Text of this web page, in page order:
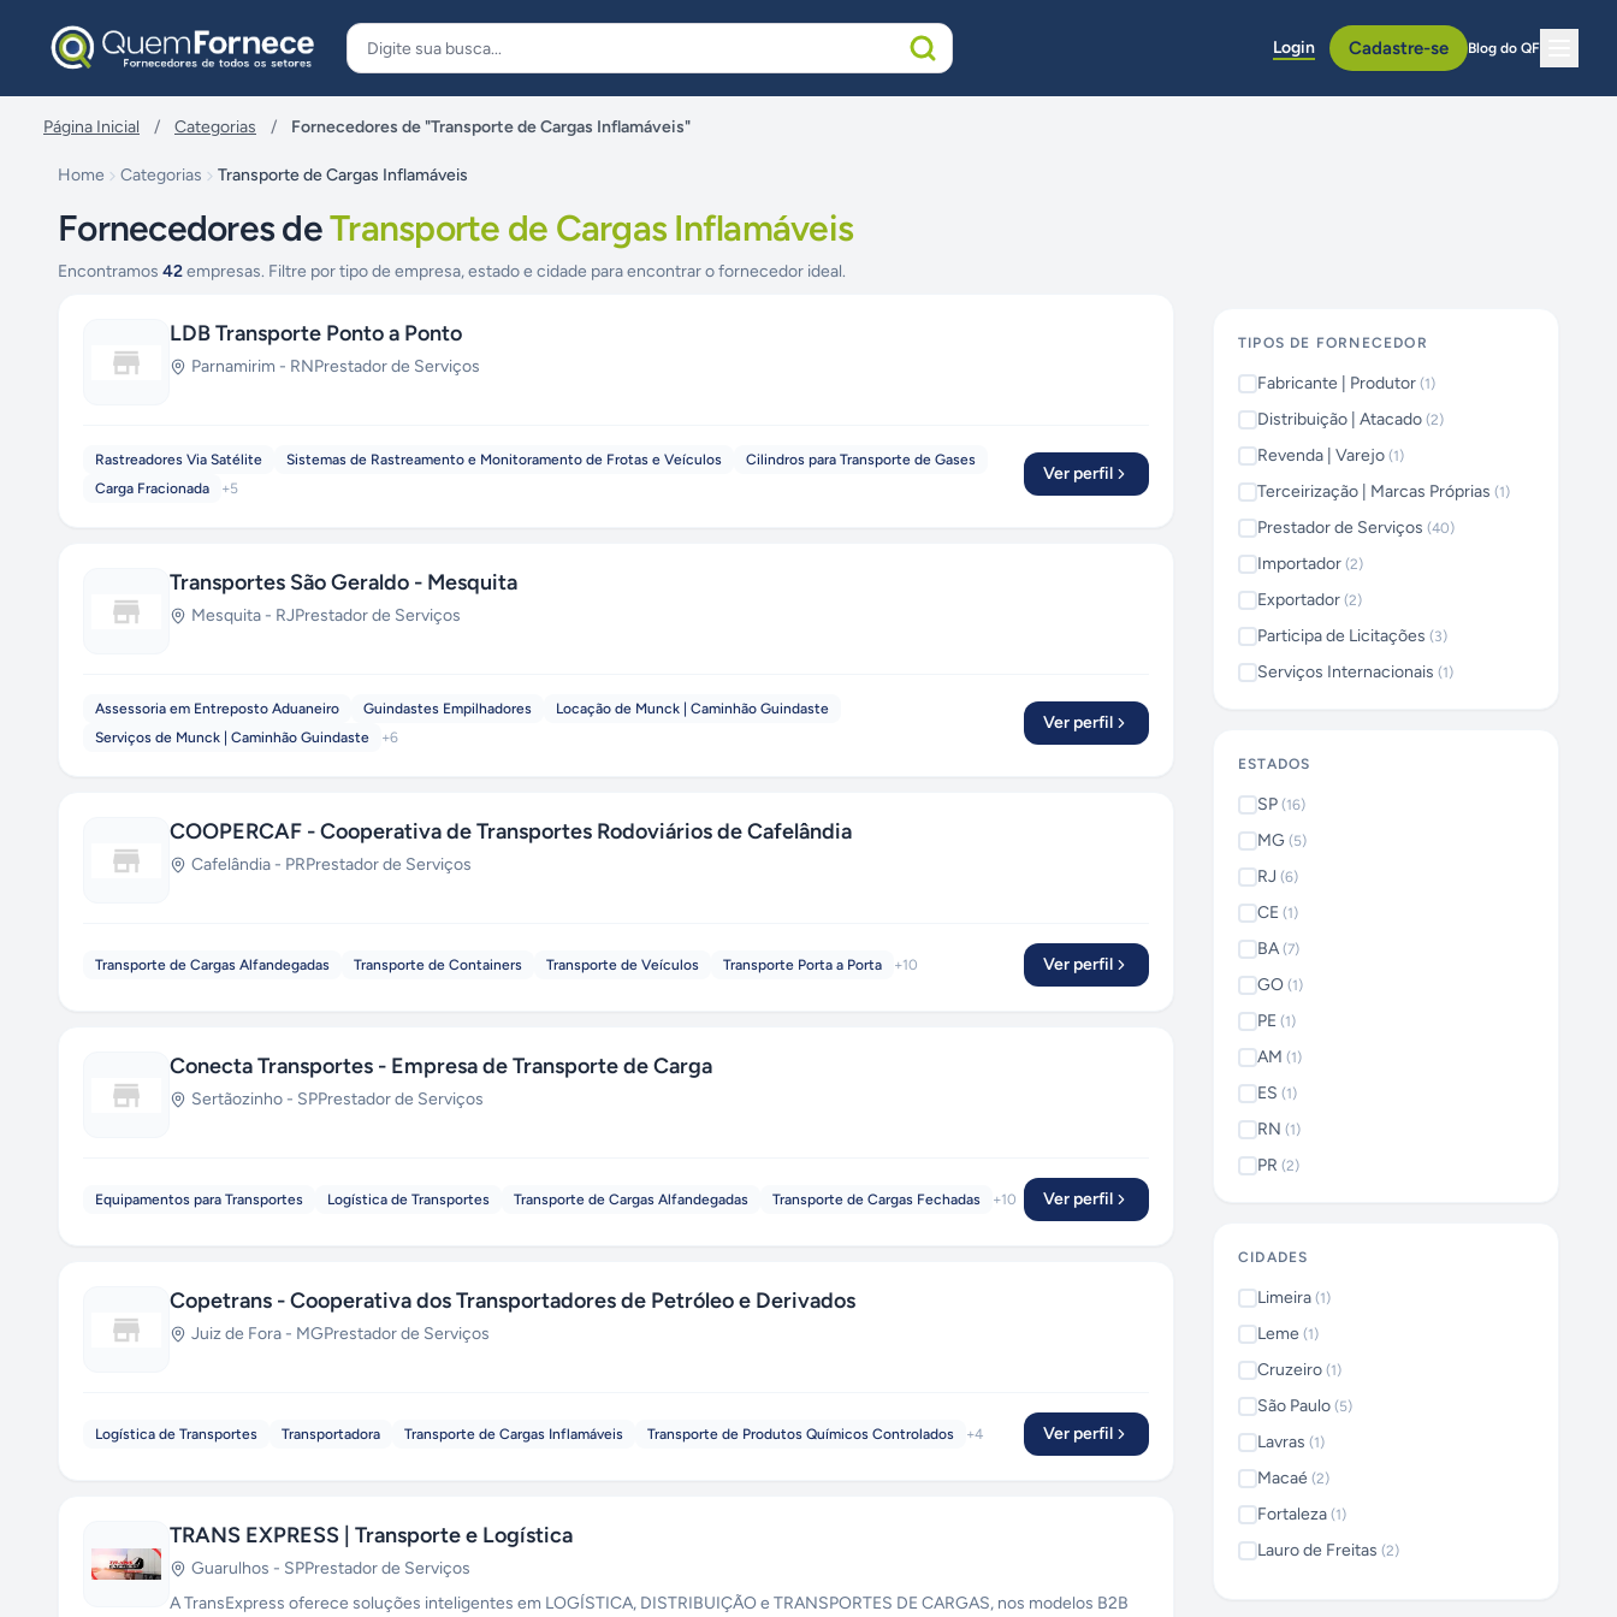
Login Cadastre-se Blog do QF
Página Inicial / Categorias / Fornecedores de "Transporte de Cargas Inflamáveis"
Home Categorias Transporte de Cargas Inflamáveis
Fornecedores deTransporte de Cargas Inflamáveis
Encontramos 42empresas. Filtre por tipo de empresa, estado e cidade para encontrar o fornecedor ideal.
LDB Transporte Ponto a Ponto
Parnamirim - RNPrestador de Serviços
Rastreadores Via Satélite Sistemas de Rastreamento e Monitoramento de Frotas e Veículos
Cilindros para Transporte de Gases
Carga Fracionada
+5
Ver perfil
Transportes São Geraldo - Mesquita
Mesquita - RJPrestador de Serviços
Assessoria em Entreposto Aduaneiro Guindastes Empilhadores
Locação de Munck | Caminhão Guindaste
Serviços de Munck | Caminhão Guindaste
+6
Ver perfil
COOPERCAF - Cooperativa de Transportes Rodoviários de Cafelândia
Cafelândia - PRPrestador de Serviços
Transporte de Cargas Alfandegadas Transporte de Containers Transporte de Veículos Transporte Porta a Porta +10 Ver perfil
Conecta Transportes - Empresa de Transporte de Carga
Sertãozinho - SPPrestador de Serviços
Equipamentos para Transportes Logística de Transportes Transporte de Cargas Alfandegadas Transporte de Cargas Fechadas +10 Ver perfil
Copetrans - Cooperativa dos Transportadores de Petróleo e Derivados
Juiz de Fora - MGPrestador de Serviços
Logística de Transportes Transportadora Transporte de Cargas Inflamáveis Transporte de Produtos Químicos Controlados +4 Ver perfil
TRANS EXPRESS | Transporte e Logística
Guarulhos - SPPrestador de Serviços
A TransExpress oferece soluções inteligentes em LOGÍSTICA, DISTRIBUIÇÃO e TRANSPORTES DE CARGAS, nos modelos B2B
TIPOS DE FORNECEDOR
Fabricante | Produtor (1)
Distribuição | Atacado (2)
Revenda | Varejo (1)
Terceirização | Marcas Próprias (1)
Prestador de Serviços (40)
Importador (2)
Exportador (2)
Participa de Licitações (3)
Serviços Internacionais (1)
ESTADOS
SP (16)
MG (5)
RJ (6)
CE (1)
BA (7)
GO (1)
PE (1)
AM (1)
ES (1)
RN (1)
PR (2)
CIDADES
Limeira (1)
Leme (1)
Cruzeiro (1)
São Paulo (5)
Lavras (1)
Macaé (2)
Fortaleza (1)
Lauro de Freitas (2)